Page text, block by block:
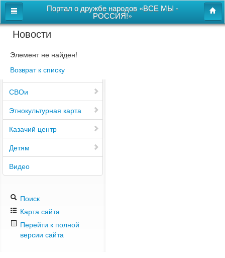
Портал о дружбе народов «ВСЕ МЫ -
РОССИЯ!»
Главная
Дом дружбы народов
Новости
СВОи
Этнокультурная карта
Казачий центр
Детям
Видео
Поиск
Карта сайта
Перейти к полной
версии сайта
Новости
Элемент не найден!
Возврат к списку